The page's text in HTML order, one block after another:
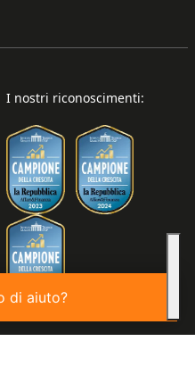
di aiuto?
I nostri riconoscimenti: